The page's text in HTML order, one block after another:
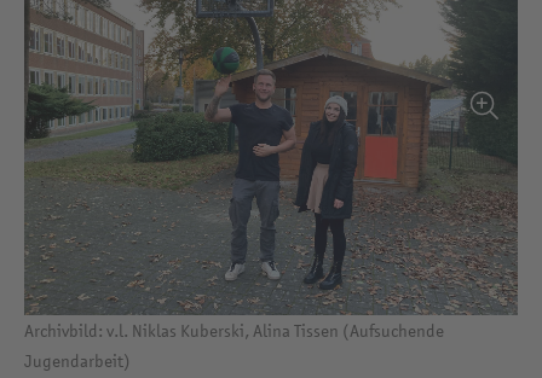
Archivbild: v.l. Niklas Kuberski, Alina Tissen (Aufsuchende
Jugendarbeit)